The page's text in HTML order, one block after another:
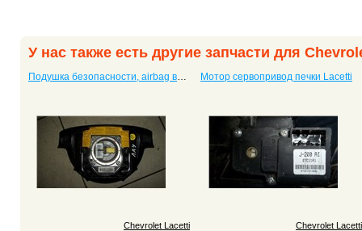
У нас также есть другие запчасти для
Подушка безопасности, airbag водителя Lacetti
Chevrolet Lacetti
Мотор сервопривод печки Lacetti
Chevrolet Lacetti